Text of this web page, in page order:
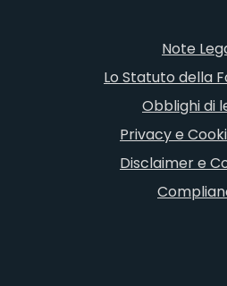
Note
Lo Statuto della
Obblighi di
Privacy e
Disclaimer e